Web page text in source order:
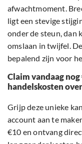
afwachtmoment.
ligt een stevige
onder de steun, dan
omslaan in twijfel.
bepalend zijn voor
Claim vandaag
handelskosten
Grijp deze unieke
account aan te
€10 en ontvang